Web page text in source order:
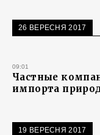
26 ВЕРЕСНЯ 2017
09:01
Частные
импорта
19 ВЕРЕСНЯ 2017